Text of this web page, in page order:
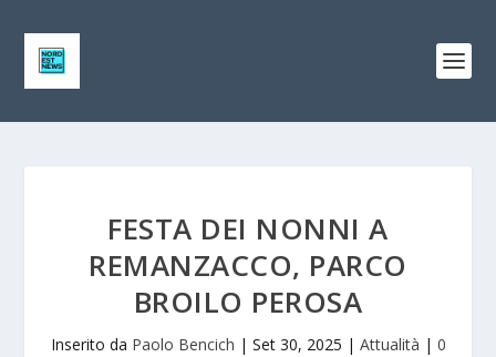
FESTA DEI NONNI A
REMANZACCO, PARCO
BROILO PEROSA
Inserito da Paolo Bencich | Set 30, 2025 | Attualità | 0